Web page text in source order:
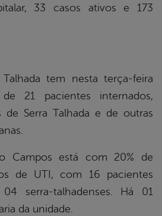
33 casos ativos e 173
tem nesta terça-feira
21 pacientes internados,
de Serra Talhada e de outras
Campos está com 20% de
de UTI, com 16 pacientes
serra-talhadenses. Há 01
da unidade.